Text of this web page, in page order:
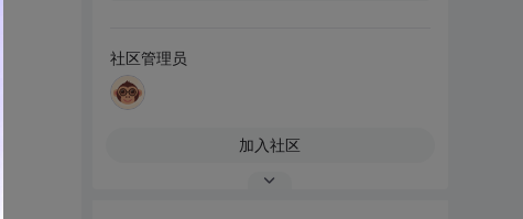
社区管理员
加入社区